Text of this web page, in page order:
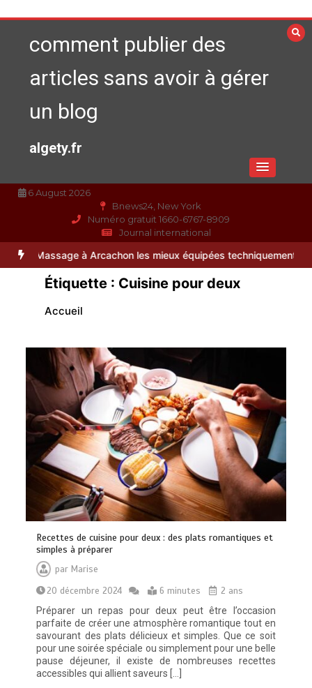
au
contenucomment publier des
articles sans avoir à gérer
un blog
algety.fr
6 August 2026
Bnews24, New York
Numéro gratuit 1660-6767-8909
Journal international
à Arcachon les mieux équipées techniquement ? Paysagiste
Étiquette : Cuisine pour deux
Accueil
Recettes de cuisine pour deux : des plats romantiques et
simples à préparer
par Marise
20 décembre 2024
6 minutes
2 ans
Préparer un repas pour deux peut être l’occasion
parfaite de créer une atmosphère romantique tout en
savourant des plats délicieux et simples. Que ce soit
pour une soirée spéciale ou simplement pour une belle
pause déjeuner, il existe de nombreuses recettes
accessibles qui allient saveurs […]
Quelles sont les entreprises de
Massage à Arcachon les mieux
équipées techniquement ?
15 minutes
réussir vos road trips à moto
Paysagiste à Sainte-Eulalie : ce qui